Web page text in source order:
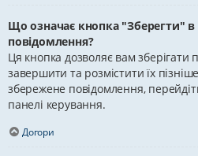
Що означає кнопка "Зберегти"
повідомлення?
Ця кнопка дозволяє вам зберігати
завершити та розмістити їх
збережене повідомлення,
панелі керування.
Догори